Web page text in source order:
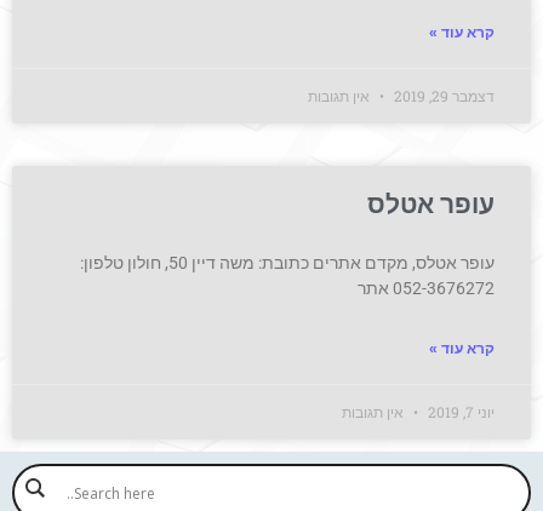
קרא עוד »
דצמבר 29, 2019 אין תגובות
עופר אטלס
עופר אטלס, מקדם אתרים כתובת: משה דיין 50, חולון טלפון:
052-3676272 אתר
קרא עוד »
יוני 7, 2019 אין תגובות